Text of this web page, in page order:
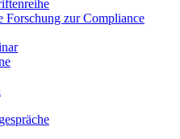
Forschung zur Compliance